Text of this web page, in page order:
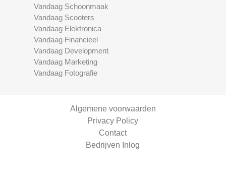
Vandaag Schoonmaak
Vandaag Scooters
Vandaag Elektronica
Vandaag Financieel
Vandaag Development
Vandaag Marketing
Vandaag Fotografie
Algemene voorwaarden
Privacy Policy
Contact
Bedrijven Inlog